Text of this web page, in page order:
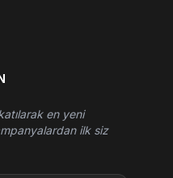
en yeni
ilk siz